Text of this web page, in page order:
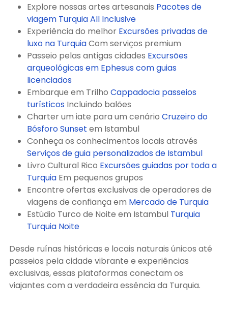
Explore nossas artes artesanais Pacotes de
viagem Turquia All Inclusive
Experiência do melhor Excursões privadas de
luxo na TurquiaCom serviços premium
Passeio pelas antigas cidades Excursões
arqueológicas em Ephesus com guias
licenciados
Embarque em Trilho Cappadocia passeios
turísticos Incluindo balões
Charter um iate para um cenário Cruzeiro do
Bósforo Sunset em Istambul
Conheça os conhecimentos locais através
Serviços de guia personalizados de Istambul
Livro Cultural Rico Excursões guiadas por toda a
Turquia Em pequenos grupos
Encontre ofertas exclusivas de operadores de
viagens de confiança em Mercado de Turquia
Estúdio Turco de Noite em Istambul Turquia
Turquia Noite
Desde ruínas históricas e locais naturais únicos até
passeios pela cidade vibrante e experiências
exclusivas, essas plataformas conectam os
viajantes com a verdadeira essência da Turquia.